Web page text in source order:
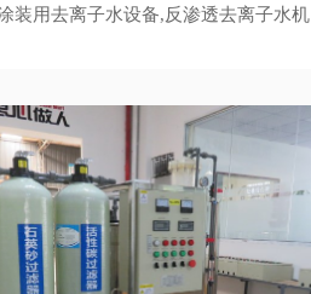
装用去离子水设备,反渗透去离子水机